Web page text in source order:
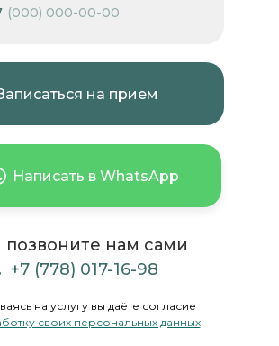
на услугу вы даёте согласие
своих персональных данных
на прием
позвоните нам сами
Написать в WhatsApp
+7 (778) 017-16-98